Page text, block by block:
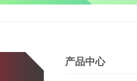
产品中心